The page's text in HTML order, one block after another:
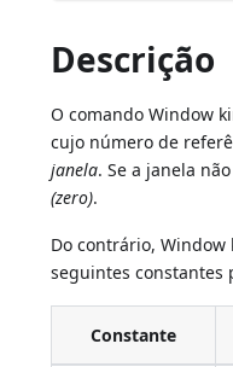
Descrição
O comando Window
cujo número de
janela. Se a janela
(zero).
Do contrário, Window
seguintes
Constante